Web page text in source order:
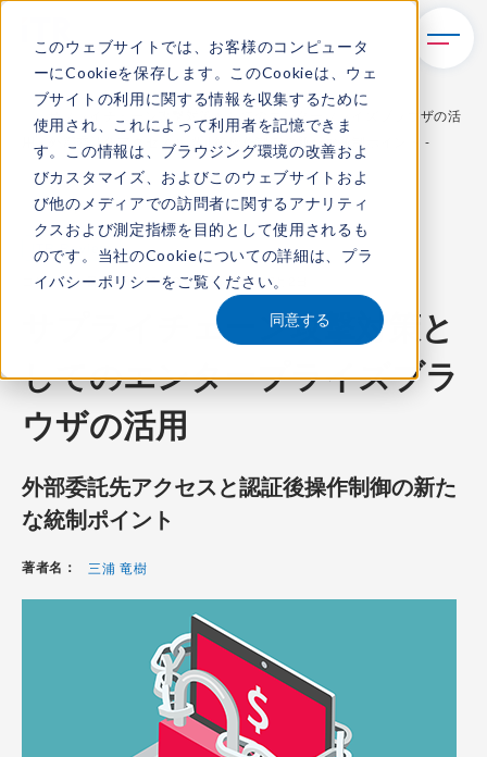
このウェブサイトでは、お客様のコンピュータ
ーにCookieを保存します。このCookieは、ウェ
ブサイトの利用に関する情報を収集するために
使用され、これによって利用者を記憶できま
す。この情報は、ブラウジング環境の改善およ
びカスタマイズ、およびこのウェブサイトおよ
び他のメディアでの訪問者に関するアナリティ
クスおよび測定指標を目的として使用されるも
のです。当社のCookieについての詳細は、 プラ
イバシーポリシーをご覧ください。
同意する
TOP
レポート・ライブラリ
サプライチェーン攻撃対策としてのエンタープライズブラウザの活
用 - 外部委託先アクセスと認証後操作制御の新たな統制ポイント -
ITR Review
コンテンツ番号：R-226062 発刊日：2026年6月2日
サプライチェーン攻撃対策と
してのエンタープライズブラ
ウザの活用
外部委託先アクセスと認証後操作制御の新た
な統制ポイント
著者名： 三浦 竜樹